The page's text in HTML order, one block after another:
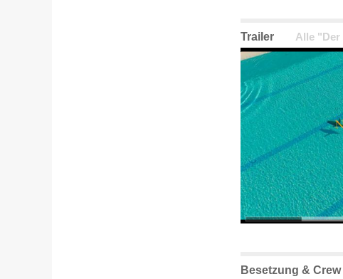
Trailer Alle "Der
Besetzung &